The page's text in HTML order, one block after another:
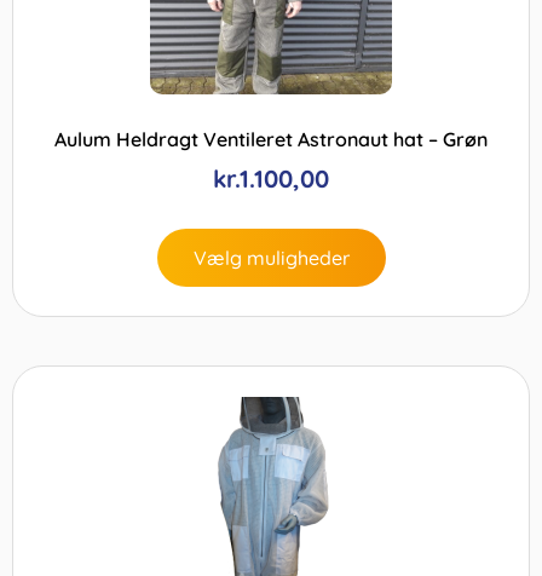
Aulum Heldragt Ventileret Astronaut hat – Grøn
kr.1.100,00
Vælg muligheder